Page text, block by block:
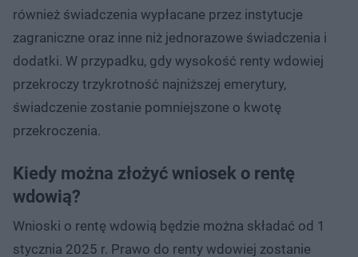
również świadczenia wypłacane przez instytucje
zagraniczne oraz inne niż jednorazowe świadczenia i
dodatki. W przypadku, gdy wysokość renty wdowiej
przekroczy trzykrotność najniższej emerytury,
świadczenie zostanie pomniejszone o kwotę
przekroczenia.
Kiedy można złożyć wniosek o rentę
wdowią?
Wnioski o rentę wdowią będzie można składać od 1
stycznia 2025 r. Prawo do renty wdowiej zostanie